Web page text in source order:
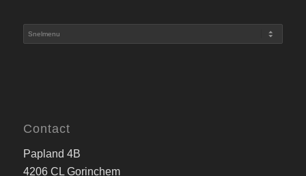
Contact
Papland 4B
4206 CL Gorinchem